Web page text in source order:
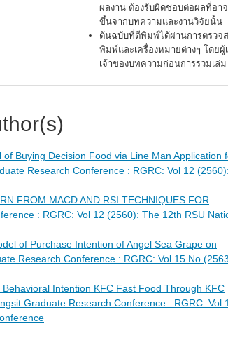
ผลงาน ต้องรับผิดชอบต่อผลที่อาจ
ขึ้นจากบทความและงานวิจัยนั้น
ต้นฉบับที่ตีพิมพ์ได้ผ่านการตรวจ
พิมพ์และเครื่องหมายต่างๆ โดยผู้
เจ้าของบทความก่อนการรวมเล่ม
Buying Decision Food via Line Man Application
Research Conference : RGRC: Vol 12 (2560):
FROM MACD AND RSI TECHNIQUES FOR
: RGRC: Vol 12 (2560): The 12th RSU
of Purchase Intention of Angel Sea Grape on
Research Conference : RGRC: Vol 15 No
Intention KFC Fast Food Through KFC
Graduate Research Conference : RGRC: Vol